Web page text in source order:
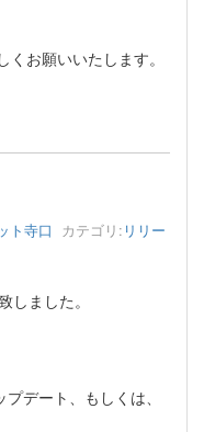
お願いいたします。
ト寺口 カテゴリ: リリー
しました。
デート、もしくは、